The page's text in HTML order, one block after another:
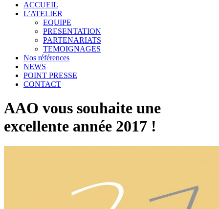
ACCUEIL
L’ATELIER
EQUIPE
PRESENTATION
PARTENARIATS
TEMOIGNAGES
Nos références
NEWS
POINT PRESSE
CONTACT
AAO vous souhaite une
excellente année 2017 !